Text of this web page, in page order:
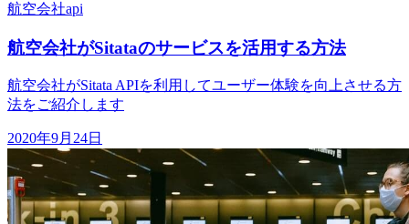
航空会社api
航空会社がSitataのサービスを活用する方法
航空会社がSitata APIを利用してユーザー体験を向上させる方
法をご紹介します
2020年9月24日